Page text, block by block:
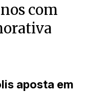
com
aposta em